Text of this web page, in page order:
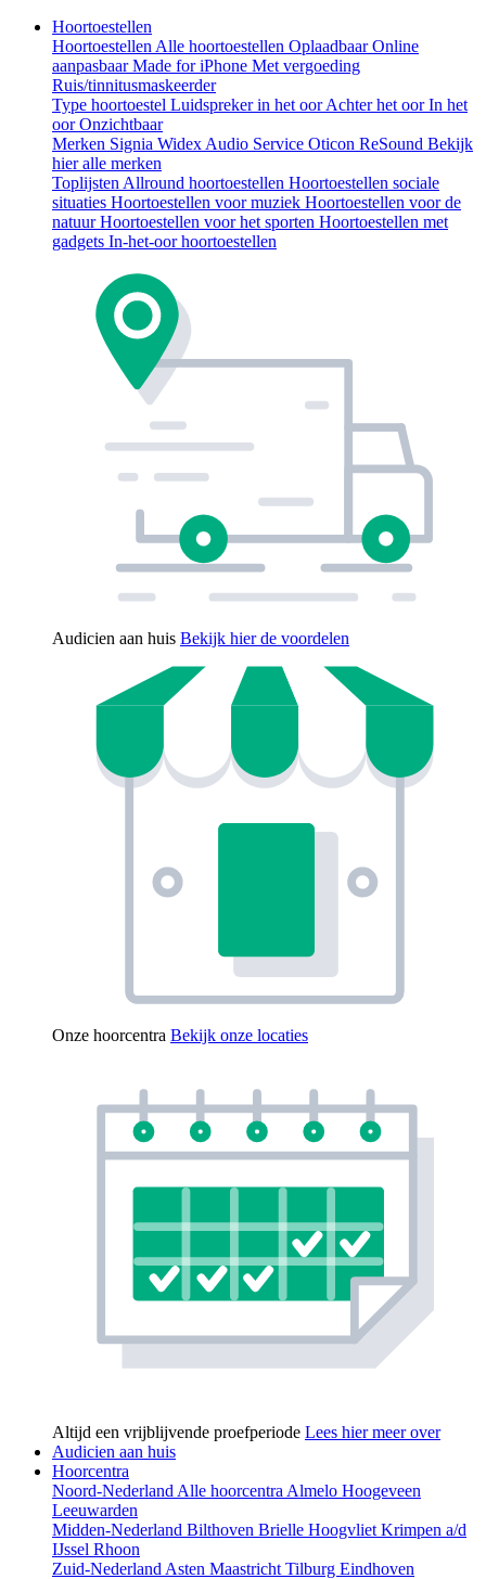
Hoortoestellen
Hoortoestellen Alle hoortoestellen OplaadbaarOnline
aanpasbaarMade for iPhone Met vergoeding
Ruis/tinnitusmaskeerder
Type hoortoestel Luidspreker in het oorAchter het oorIn het
oorOnzichtbaar
Merken Signia Widex Audio Service Oticon ReSound Bekijk
hier alle merken
Toplijsten Allround hoortoestellen Hoortoestellen sociale
situaties Hoortoestellen voor muziek Hoortoestellen voor de
natuurHoortoestellen voor het sporten Hoortoestellen met
gadgets In-het-oor hoortoestellen
Audicien aan huis Bekijk hier de voordelen
Onze hoorcentra Bekijk onze locaties
Altijd een vrijblijvende proefperiode Lees hier meer over
Audicien aan huis
Hoorcentra
Noord-Nederland Alle hoorcentra Almelo Hoogeveen
Leeuwarden
Midden-Nederland Bilthoven Brielle Hoogvliet Krimpen a/d
IJssel Rhoon
Zuid-Nederland Asten Maastricht Tilburg Eindhoven